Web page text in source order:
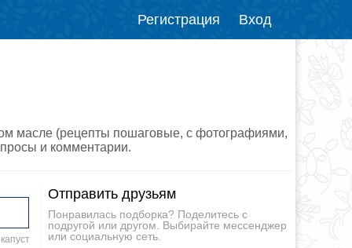
Регистрация Вход
масле (рецепты пошаговые, с фотографиями,
и комментарии.
Отправить друзьям
Понравилась подборка? Поделитесь с
подругой или другом. Выбирайте мессенджер
или социальную сеть.